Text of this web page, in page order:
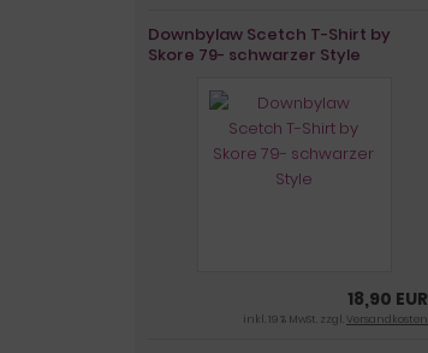
Downbylaw Scetch T-Shirt by
Skore 79- schwarzer Style
18,90 EUR
inkl. 19 % MwSt. zzgl.Versandkosten